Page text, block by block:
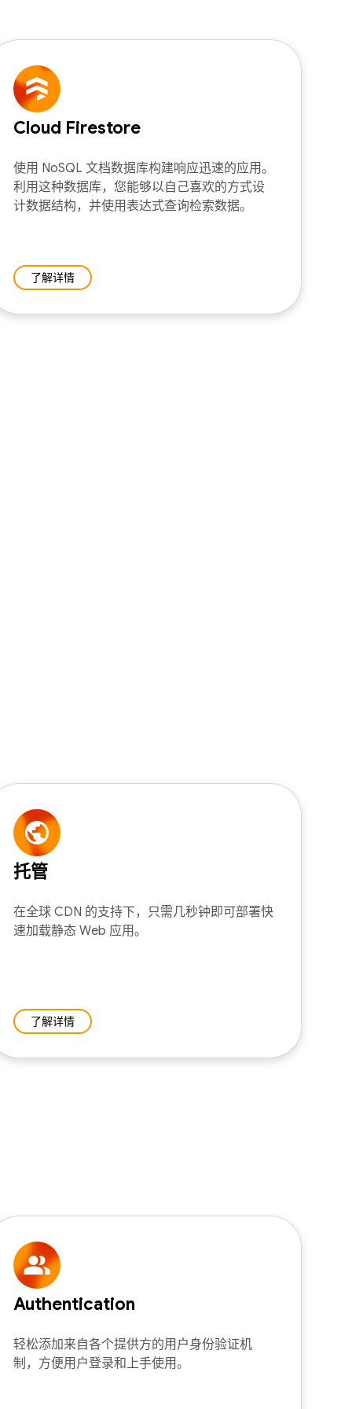
Cloud Firestore
使用 NoSQL 文档数据库构建响应迅速的应用。
利用这种数据库，您能够以自己喜欢的方式设
计数据结构，并使用表达式查询检索数据。
了解详情
托管
在全球 CDN 的支持下，只需几秒钟即可部署快
速加载静态 Web 应用。
了解详情
Authentication
轻松添加来自各个提供方的用户身份验证机
制，方便用户登录和上手使用。